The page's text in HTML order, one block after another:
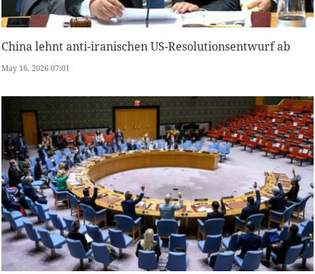
China lehnt anti-iranischen US-Resolutionsentwurf ab
May 16, 2026 07:01